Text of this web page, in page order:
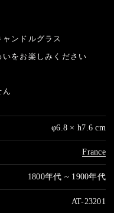
ンドルグラス
をお楽しみください
ん
φ6.8 × h7.6 cm
France
1800年代 ~ 1900年代
AT-23201